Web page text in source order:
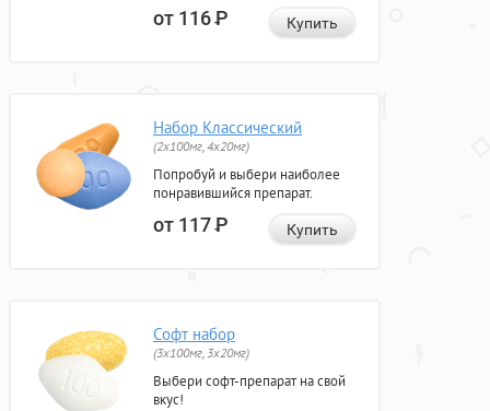
от 116Р Купить
Набор Классический
(2x100мг, 4x20мг)
Попробуй и выбери наиболее
понравившийся препарат.
от 117Р Купить
Софт набор
(3x100мг, 3x20мг)
Выбери софт-препарат на свой
вкус!